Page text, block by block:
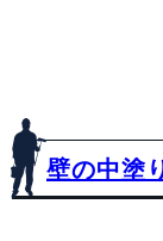
壁の中塗